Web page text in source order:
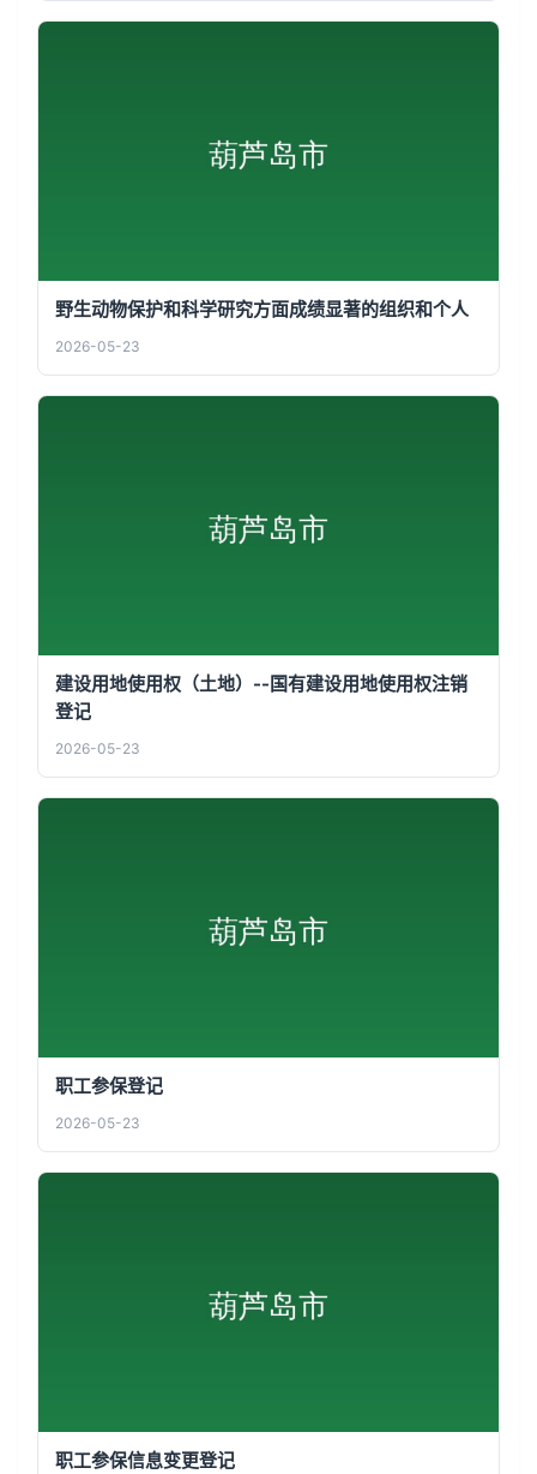
野生动物保护和科学研究方面成绩显著的组织和个人
2026-05-23
建设用地使用权（土地）--国有建设用地使用权注销
登记
2026-05-23
职工参保登记
2026-05-23
职工参保信息变更登记